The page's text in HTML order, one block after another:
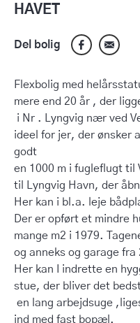
HAVET
Del bolig
Flexbolig med
mere end 20 år , der
i Nr . Lyngvig nær ved
ideel for jer, der ønsker
godt
en 1000 m i fugleflugt til
til Lyngvig Havn, der
Her kan i bl.a. leje
Der er opført et mindre
mange m2 i 1979.
og anneks og garage fra
Her kan I indrette en
stue, der bliver det
en lang arbejdsuge
ind med fast bopæl.